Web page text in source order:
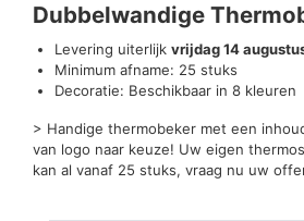
Dubbelwandige
Levering uiterlijk vrijdag 14
Minimum afname: 25 stuks
Decoratie: Beschikbaar in 8 kleuren
> Handige thermobeker met een
van logo naar keuze! Uw eigen
kan al vanaf 25 stuks, vraag nu uw